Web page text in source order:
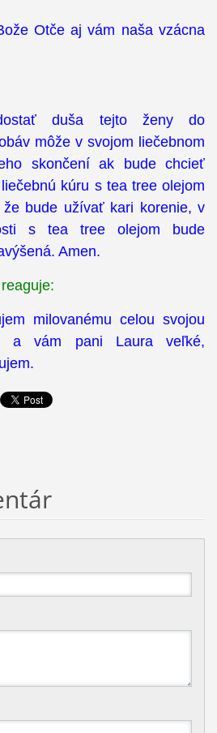
Otče aj vám naša vzácna
duša tejto ženy do
môže v svojom liečebnom
skončení ak bude chcieť
kúru s tea tree olejom
bude užívať kari korenie, v
s tea tree olejom bude
Amen.
milovanému celou svojou
a vám pani Laura veľké,